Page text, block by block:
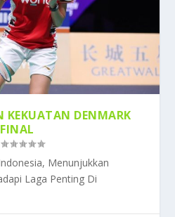
KEKUATAN DENMARK
Menunjukkan
Laga Penting Di